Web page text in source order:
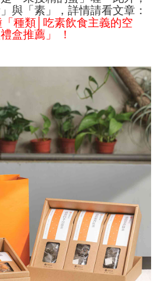
與「素」，詳情請看文章：
種類│吃素飲食主義的空
盒推薦」 ！